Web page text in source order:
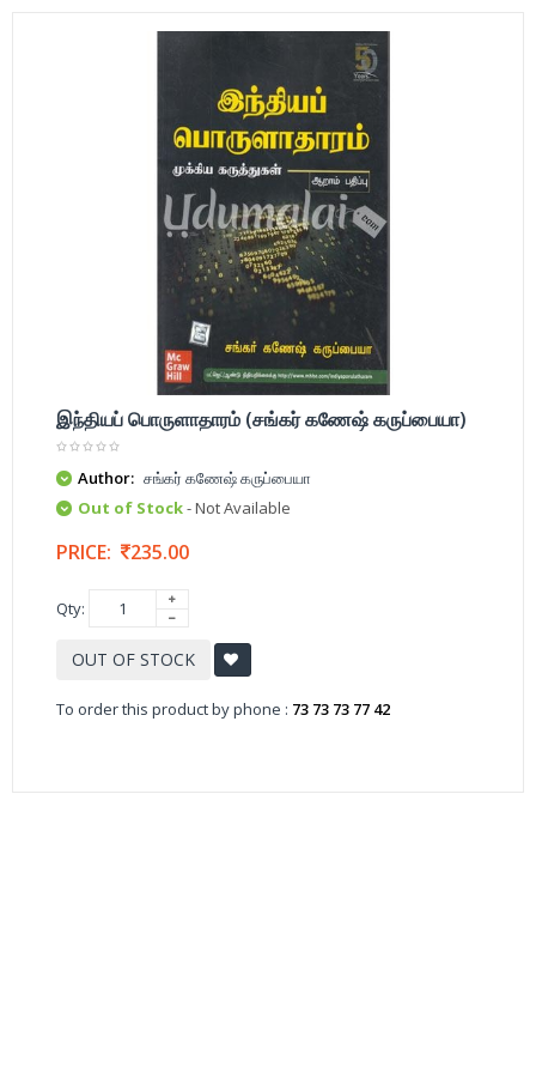
இந்தியப் பொருளாதாரம் (சங்கர் கணேஷ் கருப்பையா)
Author: சங்கர் கணேஷ் கருப்பையா
Out of Stock- Not Available
PRICE: 235.00
Qty:
OUT OF STOCK
To order this product by phone : 73 73 73 77 42